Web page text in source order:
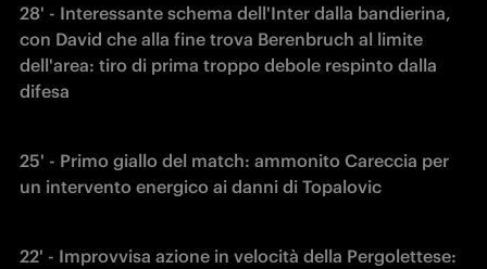
28' - Interessante schema dell'Inter dalla bandierina,
con David che alla fine trova Berenbruch al limite
dell'area: tiro di prima troppo debole respinto dalla
difesa
25' - Primo giallo del match: ammonito Careccia per
un intervento energico ai danni di Topalovic
22' - Improvvisa azione in velocità della Pergolettese: